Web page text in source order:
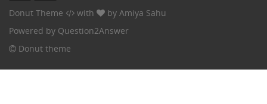
Donut Theme with by Amiya Sahu
Powered by Question2Answer
Donut theme